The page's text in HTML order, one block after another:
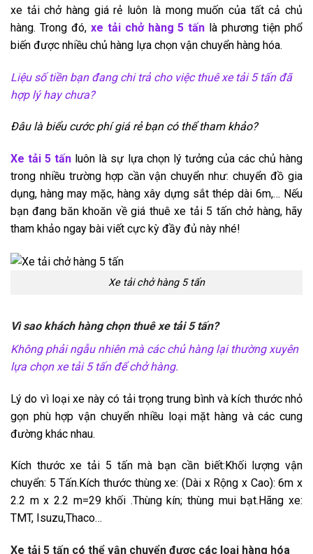
xe tải chở hàng giá rẻ luôn là mong muốn của tất cả chủ
hàng. Trong đó, xe tải chở hàng 5 tấn là phương tiện phổ
biến được nhiều chủ hàng lựa chọn vận chuyển hàng hóa.
Liệu số tiền bạn đang chi trả cho việc thuê xe tải 5 tấn đã
hợp lý hay chưa?
Đâu là biểu cước phí giá rẻ bạn có thể tham khảo?
Xe tải 5 tấn luôn là sự lựa chọn lý tưởng của các chủ hàng
trong nhiều trường hợp cần vận chuyển như: chuyển đồ gia
dụng, hàng may mặc, hàng xây dựng sắt thép dài 6m,… Nếu
bạn đang băn khoăn về giá thuê xe tải 5 tấn chở hàng, hãy
tham khảo ngay bài viết cực kỳ đầy đủ này nhé!
Xe tải chở hàng 5 tấn
Vì sao khách hàng chọn thuê xe tải 5 tấn?
Không phải ngẫu nhiên mà các chủ hàng lại thường xuyên
lựa chọn xe tải 5 tấn để chở hàng.
Lý do vì loại xe này có tải trọng trung bình và kích thước nhỏ
gọn phù hợp vận chuyển nhiều loại mặt hàng và các cung
đường khác nhau.
Kích thước xe tải 5 tấn mà bạn cần biết:Khối lượng vận
chuyển: 5 Tấn.Kích thước thùng xe: (Dài x Rộng x Cao): 6m x
2.2 m x 2.2 m=29 khối .Thùng kín; thùng mui bạt.Hãng xe:
TMT, Isuzu,Thaco…
Xe tải 5 tấn có thể vận chuyển được các loại hàng hóa